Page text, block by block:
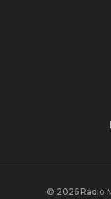
© 2026 Rádio